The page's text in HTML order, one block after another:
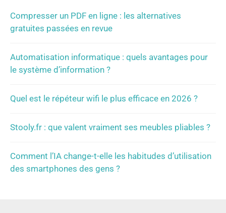
Compresser un PDF en ligne : les alternatives
gratuites passées en revue
Automatisation informatique : quels avantages pour
le système d’information ?
Quel est le répéteur wifi le plus efficace en 2026 ?
Stooly.fr : que valent vraiment ses meubles pliables ?
Comment l’IA change-t-elle les habitudes d’utilisation
des smartphones des gens ?